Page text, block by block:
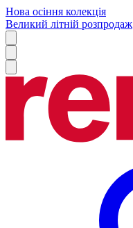
Нова осіння колекція
Великий літній розпродаж